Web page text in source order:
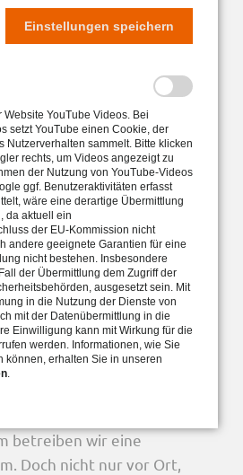
uns in besonderer
unserer
Mitarbeiter
Die Pax-
und
die sich mit den
identifizieren.
fair &
vertreten:
sich in Aachen,
Köln, Paderborn, Mainz
betreiben wir eine
Doch nicht nur vor Ort,
Einstellungen speichern
YouTube Videos. Bei
setzt YouTube einen Cookie, der
Nutzerverhalten sammelt. Bitte klicken
rechts, um Videos angezeigt zu
der Nutzung von YouTube-Videos
ggf. Benutzeraktivitäten erfasst
wäre eine derartige Übermittlung
da aktuell ein
der EU-Kommission nicht
andere geeignete Garantien für eine
nicht bestehen. Insbesondere
der Übermittlung dem Zugriff der
ausgesetzt sein. Mit
in die Nutzung der Dienste von
mit der Datenübermittlung in die
Einwilligung kann mit Wirkung für die
werden. Informationen, wie Sie
können, erhalten Sie in unseren